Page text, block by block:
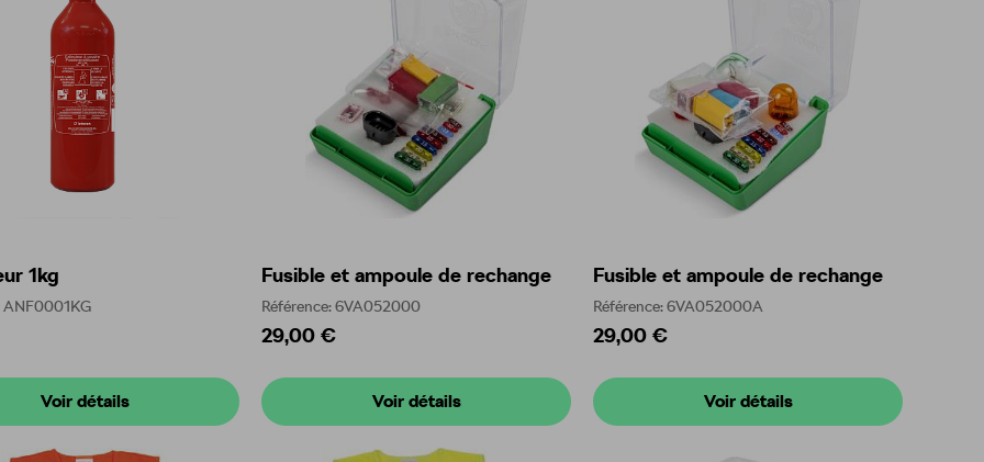
1kg
ANF0001KG
Voir détails
Fusible et ampoule de rechange
Référence: 6VA052000
29,00 €
Voir détails
Fusible et ampoule de rechange
Référence: 6VA052000A
29,00 €
Voir détails